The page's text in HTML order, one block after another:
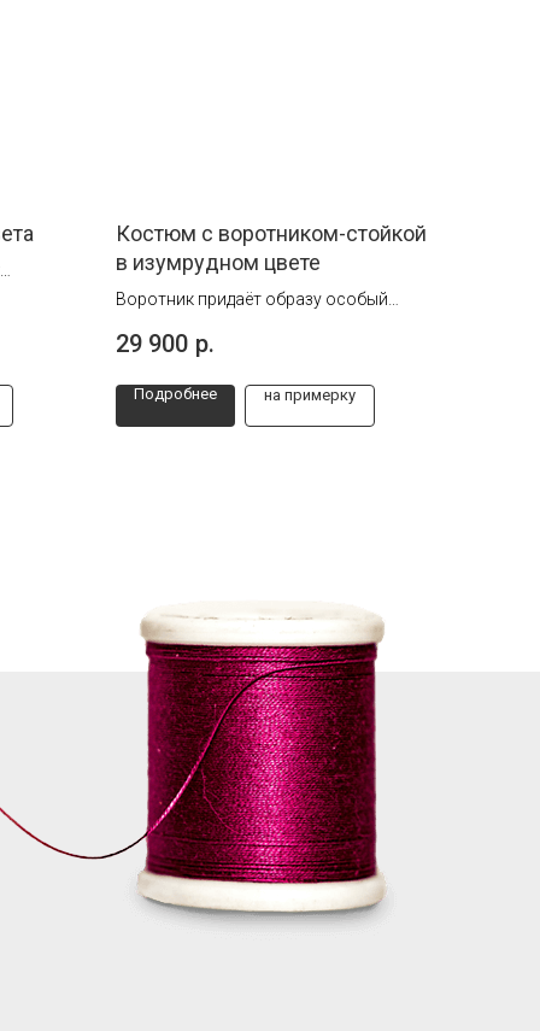
Костюм с воротником-стойкой
в изумрудном цвете
Воротник придаёт образу особый
восточной классики, которая сегодня
29 900 р.
Подробнее на примерку